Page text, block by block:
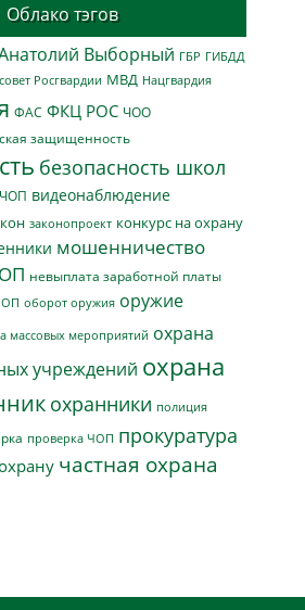
Облако тэгов
Выборный ГБР ГИБДД
Росгвардии МВД Нацгвардия
ФАС ФКЦ РОС ЧОО
защищенность
безопасность школ
видеонаблюдение
законопроект конкурс на охрану
мошенничество
невыплата заработной платы
оборот оружия оружие
массовых мероприятий охрана
учреждений охрана
охранники полиция
проверка ЧОП прокуратура
частная охрана